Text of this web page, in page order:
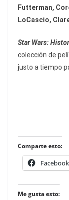
Futterman,
LoCascio,
Star Wars:
colección de
justo a tiempo
Comparte esto:
Facebook
Me gusta esto: